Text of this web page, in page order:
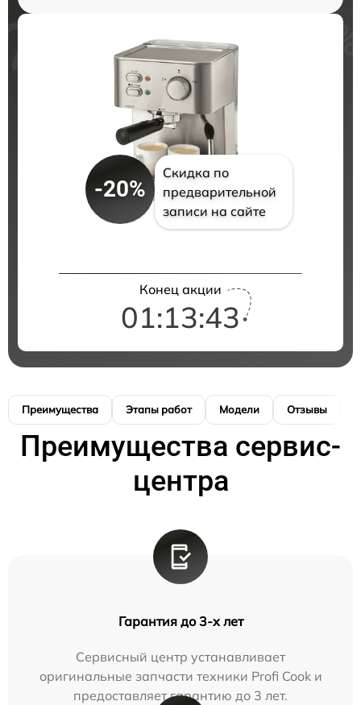
-20%
Скидка по
предварительной
записи на сайте
Конец акции
01:13:43
Преимущества Этапы работ Модели Отзывы
Преимущества сервис-
центра
Гарантия до 3-х лет
Сервисный центр устанавливает
оригинальные запчасти техники Profi Cook и
предоставляет гарантию до 3 лет.